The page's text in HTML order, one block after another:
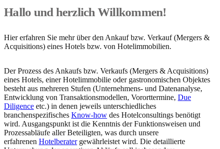
Hallo und herzlich Willkommen!
Hier erfahren Sie mehr über den Ankauf bzw. Verkauf (Mergers &
Acquisitions) eines Hotels bzw. von Hotelimmobilien.
Der Prozess des Ankaufs bzw. Verkaufs (Mergers & Acquisitions)
eines Hotels, einer Hotelimmobilie oder gastronomischen Objektes
besteht aus mehreren Stufen (Unternehmens- und Datenanalyse,
Entwicklung von Transaktionsmodellen, Vororttermine, Due
Diligence etc.) in denen jeweils unterschiedliches
branchenspezifisches Know-how des Hotelconsultings benötigt
wird. Ausgangspunkt ist die Kenntnis der Funktionsweisen und
Prozessabläufe aller Beteiligten, was durch unsere
erfahrenen Hotelberatergewährleistet wird. Die detaillierte